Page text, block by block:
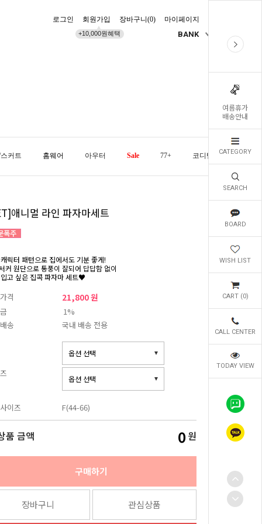
여름휴가
배송안내
CATEGORY
SEARCH
BOARD
WISH LIST
CART (0)
CALL CENTER
TODAY VIEW
로그인 회원가입
+10,000원혜택
장바구니(0) 마이페이지
BANK
커트 홈웨어 아우터 Sale 77+ 코디템 오늘발송
애니멀 라인 파자마세트
릭터 패턴으로 집에서도 기분 좋게!
커 원단으로 통풍이 잘되어 답답함 없이
고 싶은 집콕 파자마 세트♥
격 21,800 원
1%
송
국내 배송 전용
이즈 F(44-66)
품 금액 0 원
구매하기
장바구니 관심상품